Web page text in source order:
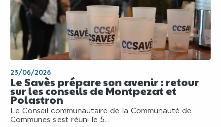
23/06/2026
Le Savès prépare son avenir : retour
sur les conseils de Montpezat et
Polastron
Le Conseil communautaire de la Communauté de
Communes s’est réuni le 5...